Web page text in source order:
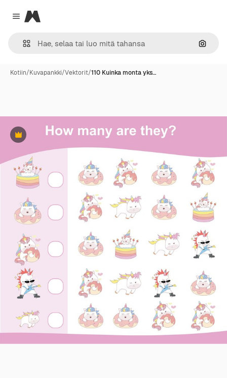
Close menu
Magnific
Hae
Kotiin/Kuvapankki/Vektorit/110 Kuinka monta yks…
Premium